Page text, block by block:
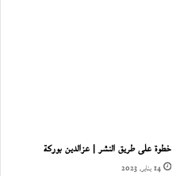
خطوة على طريق النشر | عزالدين بوركة
14 يناير، 2023